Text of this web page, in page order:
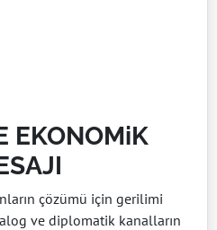
EKONOMiK
çözümü için gerilimi
ve diplomatik kanalların